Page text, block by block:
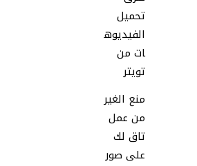
تحميل
الفيديوه
ات من
تويتر
منع الغير
من عمل
تاق لك
على صور